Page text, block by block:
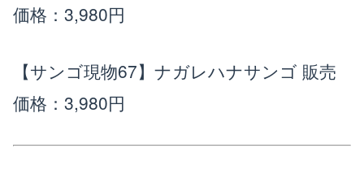
価格：3,980円
【サンゴ現物67】ナガレハナサンゴ 販売
価格：3,980円